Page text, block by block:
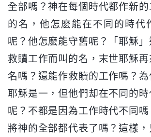
全部嗎？神在每個時代都作新
的名，他怎麽能在不同的時代
呢？他怎麽能守舊呢？「耶穌
救贖工作而叫的名，末世耶穌
名嗎？還能作救贖的工作嗎？
耶穌是一，但他們却在不同的
呢？不都是因為工作時代不同
將神的全部都代表了嗎？這樣